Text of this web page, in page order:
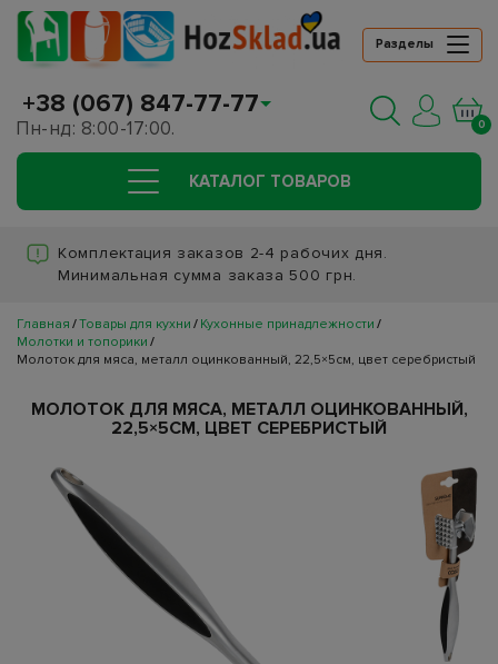
Разделы
+38 (067) 847-77-77
Пн-нд: 8:00-17:00. 0
КАТАЛОГ ТОВАРОВ
Комплектация заказов 2-4 рабочих дня.
Минимальная сумма заказа 500 грн.
Главная Товары для кухни
Кухонные принадлежности
Молотки и топорики
Молоток для мяса, металл оцинкованный, 22,5×5см, цвет серебристый
МОЛОТОК ДЛЯ МЯСА, МЕТАЛЛ ОЦИНКОВАННЫЙ,
22,5×5СМ, ЦВЕТ СЕРЕБРИСТЫЙ